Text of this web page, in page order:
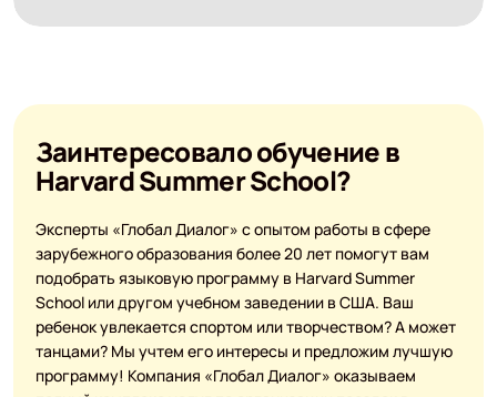
Заинтересовало обучение в
Harvard Summer School?
Эксперты «Глобал Диалог» с опытом работы в сфере
зарубежного образования более 20 лет помогут вам
подобрать языковую программу в Harvard Summer
School или другом учебном заведении в США. Ваш
ребенок увлекается спортом или творчеством? А может
танцами? Мы учтем его интересы и предложим лучшую
программу! Компания «Глобал Диалог» оказываем